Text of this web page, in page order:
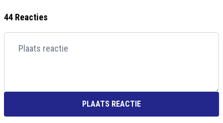
44 Reacties
PLAATS REACTIE